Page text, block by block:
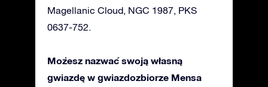
Magellanic Cloud, NGC 1987, PKS
0637-752.
Możesz nazwać swoją własną
gwiazdę w gwiazdozbiorze Mensa